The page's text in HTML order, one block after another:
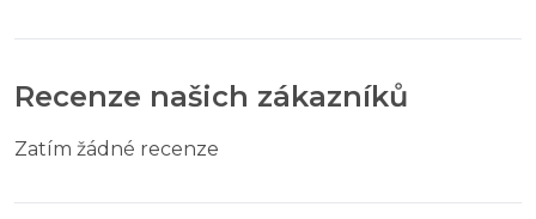
Recenze našich zákazníků
Zatím žádné recenze